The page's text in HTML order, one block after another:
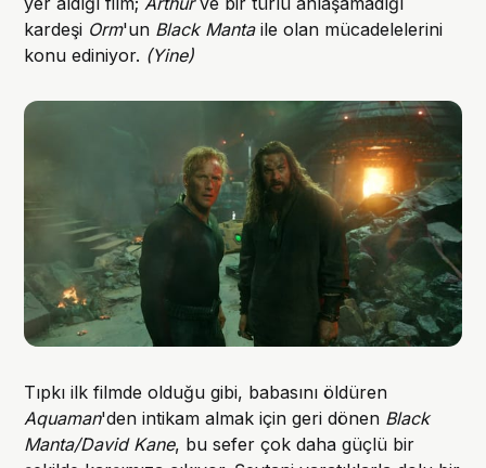
kardeşi Orm'un Black Mantaile olan mücadelelerini
konu ediniyor. (Yine)
Tıpkı ilk filmde olduğu gibi, babasını öldüren
Aquaman'den intikam almak için geri dönen Black
Manta/David Kane, bu sefer çok daha güçlü bir